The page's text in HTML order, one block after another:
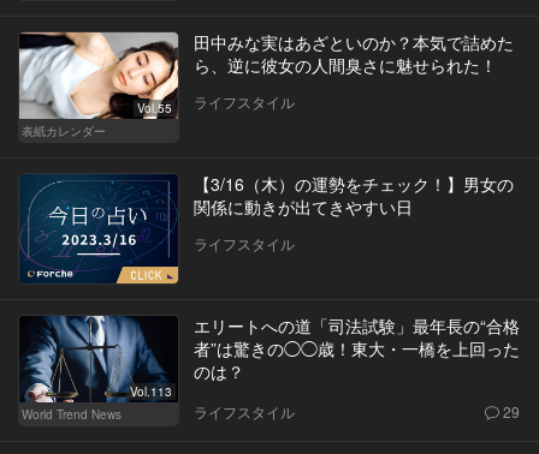
Vol.55
表紙カレンダー
田中みな実はあざといのか？本気で詰めた
ら、逆に彼女の人間臭さに魅せられた！
ライフスタイル
【3/16（木）の運勢をチェック！】男女の
関係に動きが出てきやすい日
ライフスタイル
Vol.113
World Trend News
エリートへの道「司法試験」最年長の“合格
者”は驚きの◯◯歳！東大・一橋を上回った
のは？
ライフスタイル 29